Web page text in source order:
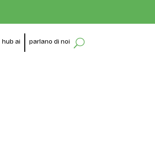
hub ai parlano di noi